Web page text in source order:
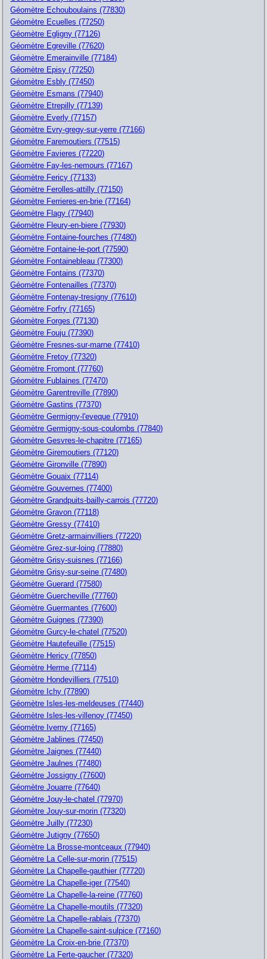
Géomètre Echouboulains (77830)
Géomètre Ecuelles (77250)
Géomètre Egligny (77126)
Géomètre Egreville (77620)
Géomètre Emerainville (77184)
Géomètre Episy (77250)
Géomètre Esbly (77450)
Géomètre Esmans (77940)
Géomètre Etrepilly (77139)
Géomètre Everly (77157)
Géomètre Evry-gregy-sur-yerre (77166)
Géomètre Faremoutiers (77515)
Géomètre Favieres (77220)
Géomètre Fay-les-nemours (77167)
Géomètre Fericy (77133)
Géomètre Ferolles-attilly (77150)
Géomètre Ferrieres-en-brie (77164)
Géomètre Flagy (77940)
Géomètre Fleury-en-biere (77930)
Géomètre Fontaine-fourches (77480)
Géomètre Fontaine-le-port (77590)
Géomètre Fontainebleau (77300)
Géomètre Fontains (77370)
Géomètre Fontenailles (77370)
Géomètre Fontenay-tresigny (77610)
Géomètre Forfry (77165)
Géomètre Forges (77130)
Géomètre Fouju (77390)
Géomètre Fresnes-sur-marne (77410)
Géomètre Fretoy (77320)
Géomètre Fromont (77760)
Géomètre Fublaines (77470)
Géomètre Garentreville (77890)
Géomètre Gastins (77370)
Géomètre Germigny-l'eveque (77910)
Géomètre Germigny-sous-coulombs (77840)
Géomètre Gesvres-le-chapitre (77165)
Géomètre Giremoutiers (77120)
Géomètre Gironville (77890)
Géomètre Gouaix (77114)
Géomètre Gouvernes (77400)
Géomètre Grandpuits-bailly-carrois (77720)
Géomètre Gravon (77118)
Géomètre Gressy (77410)
Géomètre Gretz-armainvilliers (77220)
Géomètre Grez-sur-loing (77880)
Géomètre Grisy-suisnes (77166)
Géomètre Grisy-sur-seine (77480)
Géomètre Guerard (77580)
Géomètre Guercheville (77760)
Géomètre Guermantes (77600)
Géomètre Guignes (77390)
Géomètre Gurcy-le-chatel (77520)
Géomètre Hautefeuille (77515)
Géomètre Hericy (77850)
Géomètre Herme (77114)
Géomètre Hondevilliers (77510)
Géomètre Ichy (77890)
Géomètre Isles-les-meldeuses (77440)
Géomètre Isles-les-villenoy (77450)
Géomètre Iverny (77165)
Géomètre Jablines (77450)
Géomètre Jaignes (77440)
Géomètre Jaulnes (77480)
Géomètre Jossigny (77600)
Géomètre Jouarre (77640)
Géomètre Jouy-le-chatel (77970)
Géomètre Jouy-sur-morin (77320)
Géomètre Juilly (77230)
Géomètre Jutigny (77650)
Géomètre La Brosse-montceaux (77940)
Géomètre La Celle-sur-morin (77515)
Géomètre La Chapelle-gauthier (77720)
Géomètre La Chapelle-iger (77540)
Géomètre La Chapelle-la-reine (77760)
Géomètre La Chapelle-moutils (77320)
Géomètre La Chapelle-rablais (77370)
Géomètre La Chapelle-saint-sulpice (77160)
Géomètre La Croix-en-brie (77370)
Géomètre La Ferte-gaucher (77320)